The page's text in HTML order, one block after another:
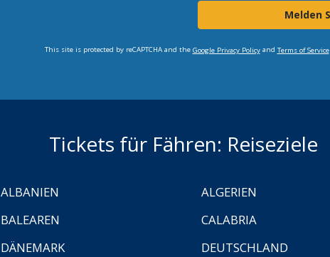
Melden
This site is protected by reCAPTCHA and the Google Privacy Policyand Terms of Service
Tickets für Fähren: Reiseziele
ALBANIEN ALGERIEN
BALEAREN CALABRIA
DÄNEMARK DEUTSCHLAND